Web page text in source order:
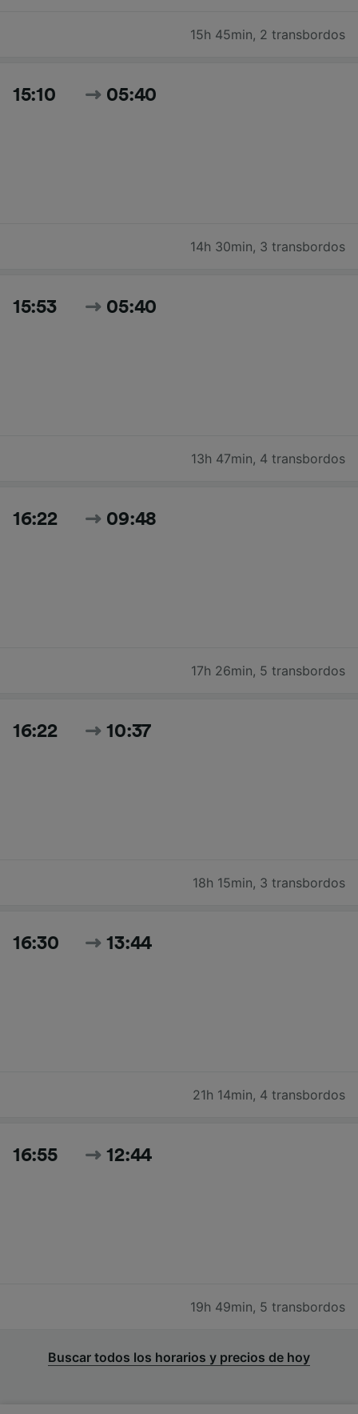
15h 45min, 2 transbordos
15:10 05:40
14h 30min, 3 transbordos
15:53 05:40
13h 47min, 4 transbordos
16:22 09:48
17h 26min, 5 transbordos
16:22 10:37
18h 15min, 3 transbordos
16:30 13:44
21h 14min, 4 transbordos
16:55 12:44
19h 49min, 5 transbordos
Buscar todos los horarios y precios de hoy